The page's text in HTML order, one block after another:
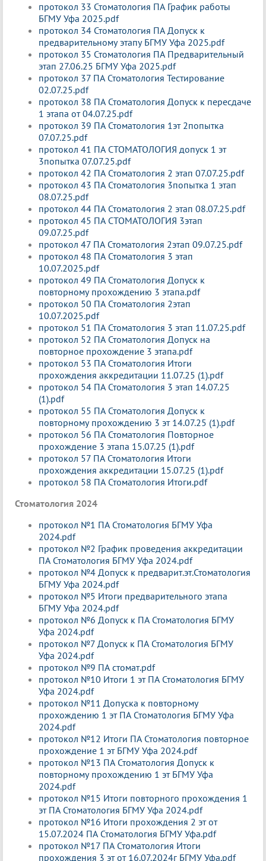
протокол 33 Стоматология ПА График работы
БГМУ Уфа 2025.pdf
протокол 34 Стоматология ПА Допуск к
предварительному этапу БГМУ Уфа 2025.pdf
протокол 35 Стоматология ПА Предварительный
этап 27.06.25 БГМУ Уфа 2025.pdf
протокол 37 ПА Стоматология Тестирование
02.07.25.pdf
протокол 38 ПА Стоматология Допуск к пересдаче
1 этапа от 04.07.25.pdf
протокол 39 ПА Стоматология 1эт 2попытка
07.07.25.pdf
протокол 41 ПА СТОМАТОЛОГИЯ допуск 1 эт
3попытка 07.07.25.pdf
протокол 42 ПА Стоматология 2 этап 07.07.25.pdf
протокол 43 ПА Стоматология 3попытка 1 этап
08.07.25.pdf
протокол 44 ПА Стоматология 2 этап 08.07.25.pdf
протокол 45 ПА СТОМАТОЛОГИЯ 3этап
09.07.25.pdf
протокол 47 ПА Стоматология 2этап 09.07.25.pdf
протокол 48 ПА Стоматология 3 этап
10.07.2025.pdf
протокол 49 ПА Стоматология Допуск к
повторному прохождению 3 этапа.pdf
протокол 50 ПА Стоматология 2этап
10.07.2025.pdf
протокол 51 ПА Стоматология 3 этап 11.07.25.pdf
протокол 52 ПА Стоматология Допуск на
повторное прохождение 3 этапа.pdf
протокол 53 ПА Стоматология Итоги
прохождения аккредитации 11.07.25 (1).pdf
протокол 54 ПА Стоматология 3 этап 14.07.25
(1).pdf
протокол 55 ПА Стоматология Допуск к
повторному прохождению 3 эт 14.07.25 (1).pdf
протокол 56 ПА Стоматология Повторное
прохождение 3 этапа 15.07.25 (1).pdf
протокол 57 ПА Стоматология Итоги
прохождения аккредитации 15.07.25 (1).pdf
протокол 58 ПА Стоматология Итоги.pdf
Стоматология 2024
протокол №1 ПА Стоматология БГМУ Уфа
2024.pdf
протокол №2 График проведения аккредитации
ПА Стоматология БГМУ Уфа 2024.pdf
протокол №4 Допуск к предварит.эт.Стоматология
БГМУ Уфа 2024.pdf
протокол №5 Итоги предварительного этапа
БГМУ Уфа 2024.pdf
протокол №6 Допуск к ПА Стоматология БГМУ
Уфа 2024.pdf
протокол №7 Допуск к ПА Стоматология БГМУ
Уфа 2024.pdf
протокол №9 ПА стомат.pdf
протокол №10 Итоги 1 эт ПА Стоматология БГМУ
Уфа 2024.pdf
протокол №11 Допуска к повторному
прохождению 1 эт ПА Стоматология БГМУ Уфа
2024.pdf
протокол №12 Итоги ПА Стоматология повторное
прохождение 1 эт БГМУ Уфа 2024.pdf
протокол №13 ПА Стоматология Допуск к
повторному прохождению 1 эт БГМУ Уфа
2024.pdf
протокол №15 Итоги повторного прохождения 1
эт ПА Стоматология БГМУ Уфа 2024.pdf
протокол №16 Итоги прохождения 2 эт от
15.07.2024 ПА Стоматология БГМУ Уфа.pdf
протокол №17 ПА Стоматология Итоги
прохождения 3 эт от 16.07.2024г БГМУ Уфа.pdf